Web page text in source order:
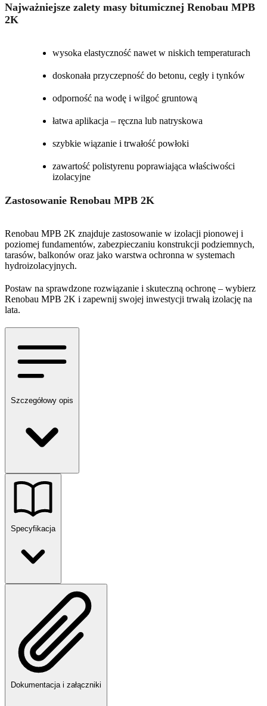
Najważniejsze zalety masy bitumicznej Renobau MPB
2K
wysoka elastyczność nawet w niskich temperaturach
doskonała przyczepność do betonu, cegły i tynków
odporność na wodę i wilgoć gruntową
łatwa aplikacja – ręczna lub natryskowa
szybkie wiązanie i trwałość powłoki
zawartość polistyrenu poprawiająca właściwości
izolacyjne
Zastosowanie Renobau MPB 2K
Renobau MPB 2K znajduje zastosowanie w izolacji pionowej i
poziomej fundamentów, zabezpieczaniu konstrukcji podziemnych,
tarasów, balkonów oraz jako warstwa ochronna w systemach
hydroizolacyjnych.
Postaw na sprawdzone rozwiązanie i skuteczną ochronę – wybierz
Renobau MPB 2K i zapewnij swojej inwestycji trwałą izolację na
lata.
Szczegółowy opis
Specyfikacja
Dokumentacja i załączniki